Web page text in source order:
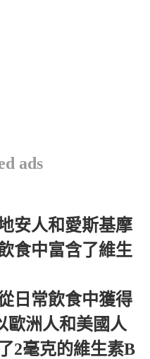
ads
安人和愛斯基摩
食中富含了維生
日常飲食中獲得
歐洲人和美國人
2毫克的維生素B